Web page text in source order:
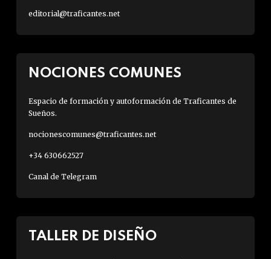
editorial@traficantes.net
NOCIONES COMUNES
Espacio de formación y autoformación de Traficantes de
Sueños.
nocionescomunes@traficantes.net
+34 630662527
Canal de Telegram
TALLER DE DISEÑO